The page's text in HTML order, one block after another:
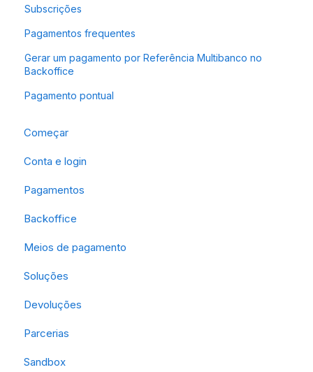
Subscrições
Pagamentos frequentes
Gerar um pagamento por Referência Multibanco no
Backoffice
Pagamento pontual
Começar
Conta e login
Pagamentos
Backoffice
Meios de pagamento
Soluções
Devoluções
Parcerias
Sandbox